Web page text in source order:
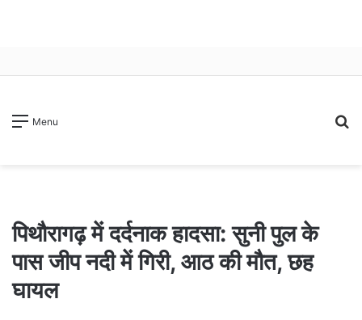
Menu
पिथौरागढ़ में दर्दनाक हादसा: सुनी पुल के
पास जीप नदी में गिरी, आठ की मौत, छह
घायल